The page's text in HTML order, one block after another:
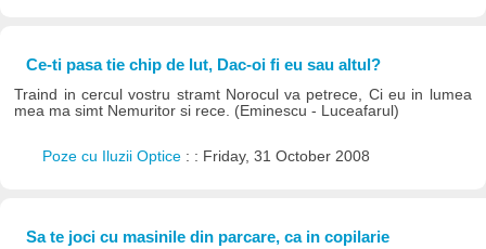
Ce-ti pasa tie chip de lut, Dac-oi fi eu sau altul?
Traind in cercul vostru stramt Norocul va petrece, Ci eu in lumea
mea ma simt Nemuritor si rece. (Eminescu - Luceafarul)
Poze cu Iluzii Optice : : Friday, 31 October 2008
Sa te joci cu masinile din parcare, ca in copilarie